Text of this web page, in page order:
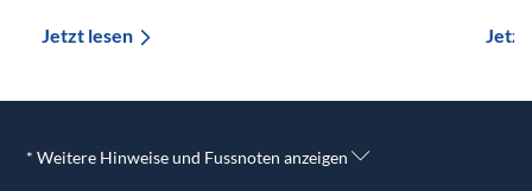
Jetzt lesen
* Weitere Hinweise und Fussnoten anzeigen